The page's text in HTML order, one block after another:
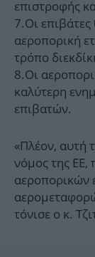
επιστροφής
7.Οι
αεροπορική
τρόπο
8.Οι
καλύτερη
επιβατών.
«Πλέον, αυτή
νόμος της ΕΕ,
αεροπορικών
τόνισε ο κ.